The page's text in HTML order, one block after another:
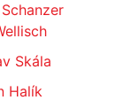
Skála
Halík